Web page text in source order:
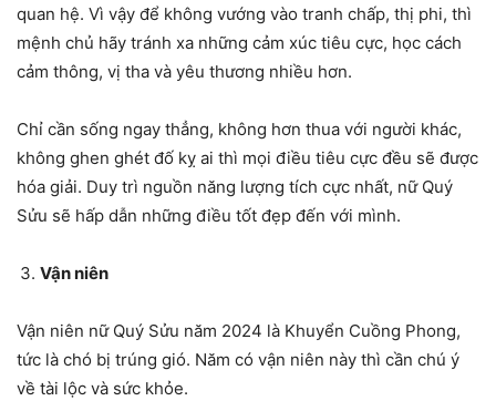
quan hệ. Vì vậy để không vướng vào tranh chấp, thị phi, thì
mệnh chủ hãy tránh xa những cảm xúc tiêu cực, học cách
cảm thông, vị tha và yêu thương nhiều hơn.
Chỉ cần sống ngay thẳng, không hơn thua với người khác,
không ghen ghét đố kỵ ai thì mọi điều tiêu cực đều sẽ được
hóa giải. Duy trì nguồn năng lượng tích cực nhất, nữ Quý
Sửu sẽ hấp dẫn những điều tốt đẹp đến với mình.
Vận niên
Vận niên nữ Quý Sửu năm 2024 là Khuyển Cuồng Phong,
tức là chó bị trúng gió. Năm có vận niên này thì cần chú ý
về tài lộc và sức khỏe.